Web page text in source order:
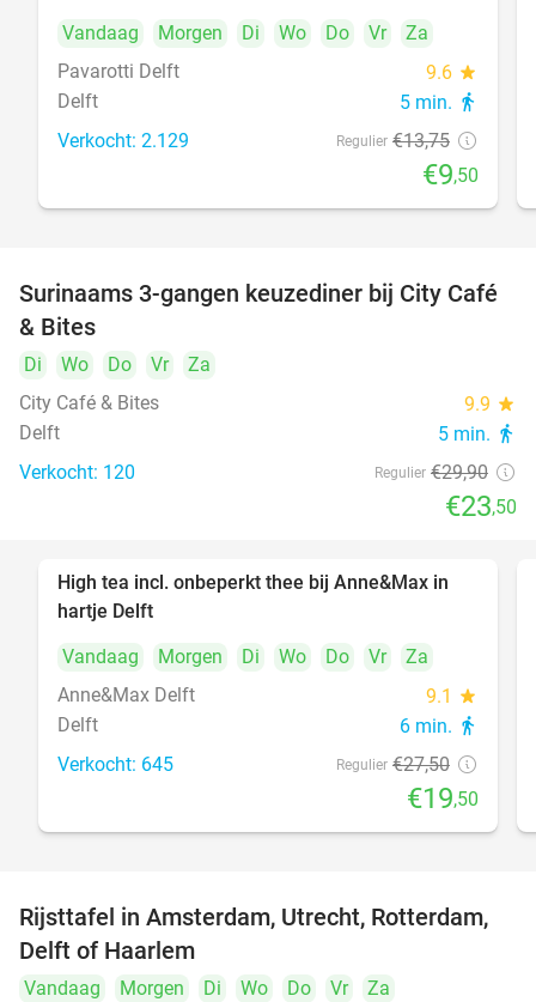
Vandaag
Morgen Di Wo Do Vr
Za
Pavarotti Delft
9.6 star
Delft 5 min. directions_walk
Verkocht: 2.129 Regulier €13,75
€9,50
21%
Surinaams 3-gangen keuzediner bij City Café
& Bites
Di Wo Do Vr
Za
City Café & Bites
9.9 star
Delft 5 min. directions_walk
Verkocht: 120 Regulier €29,90
€23,50
29%
High tea incl. onbeperkt thee bij Anne&Max in
hartje Delft
Vandaag
Morgen Di Wo Do Vr
Za
Anne&Max Delft
9.1 star
Delft 6 min. directions_walk
Verkocht: 645 Regulier €27,50
€19,50
19%
Rijsttafel in Amsterdam, Utrecht, Rotterdam,
Delft of Haarlem
Vandaag Morgen Di Wo Do Vr Za